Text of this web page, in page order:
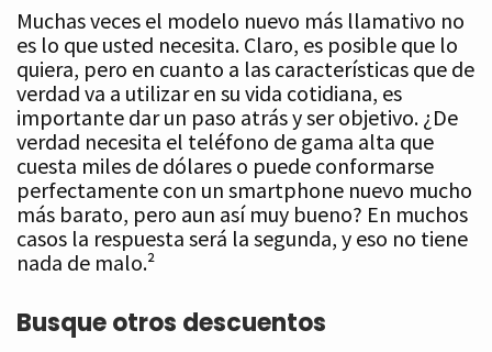
Muchas veces el modelo nuevo más llamativo no
es lo que usted necesita. Claro, es posible que lo
quiera, pero en cuanto a las características que de
verdad va a utilizar en su vida cotidiana, es
importante dar un paso atrás y ser objetivo. ¿De
verdad necesita el teléfono de gama alta que
cuesta miles de dólares o puede conformarse
perfectamente con un smartphone nuevo mucho
más barato, pero aun así muy bueno? En muchos
casos la respuesta será la segunda, y eso no tiene
nada de malo.²
Busque otros descuentos